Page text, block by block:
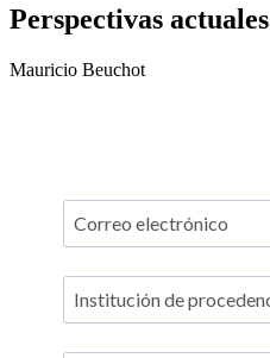
Perspectivas
Mauricio Beuchot